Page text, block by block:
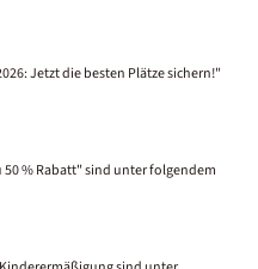
Jetzt die besten Plätze sichern!"
% Rabatt" sind unter folgendem